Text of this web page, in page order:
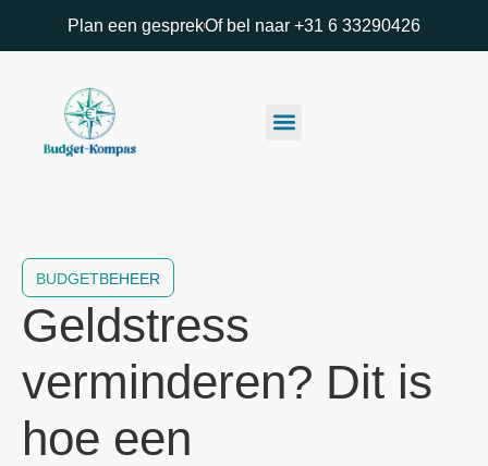
Plan een gesprekOf bel naar +31 6 33290426
BUDGETBEHEER
Geldstress
verminderen? Dit is
hoe een